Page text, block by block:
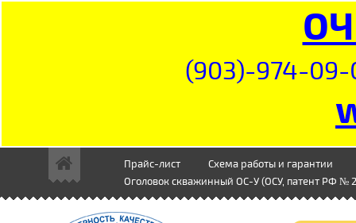
(903)-974-09-
Прайс-лист
Схема работы и гарантии
Оголовок скважинный ОС-У (ОСУ, патент РФ №